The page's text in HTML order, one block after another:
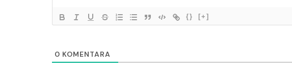
{} [+]
0 KOMENTARA